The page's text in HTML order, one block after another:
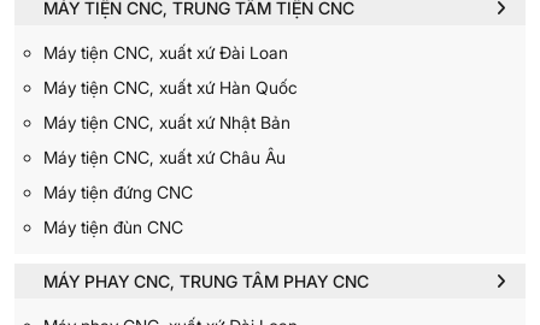
MÁY TIỆN CNC, TRUNG TÂM TIỆN CNC
Máy tiện CNC, xuất xứ Đài Loan
Máy tiện CNC, xuất xứ Hàn Quốc
Máy tiện CNC, xuất xứ Nhật Bản
Máy tiện CNC, xuất xứ Châu Âu
Máy tiện đứng CNC
Máy tiện đùn CNC
MÁY PHAY CNC, TRUNG TÂM PHAY CNC